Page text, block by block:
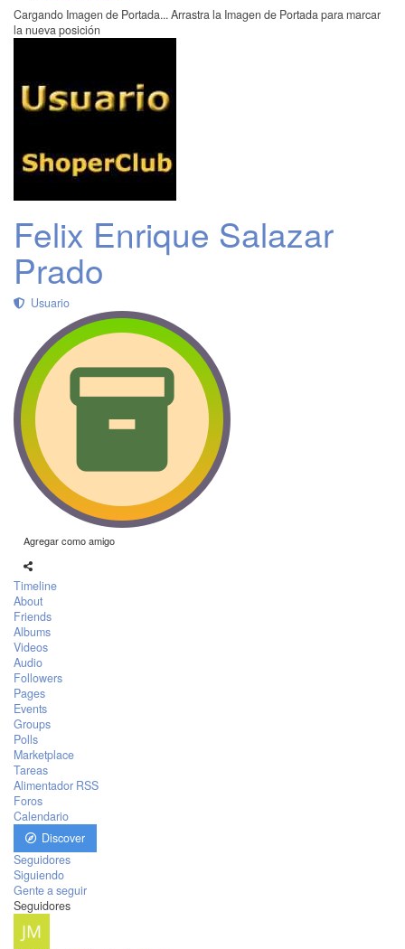
Cargando Imagen de Portada... Arrastra la Imagen de Portada para marcar
la nueva posición
Felix Enrique Salazar
Prado
Usuario
Agregar como amigo
Timeline
About
Friends
Albums
Videos
Audio
Followers
Pages
Events
Groups
Polls
Marketplace
Tareas
Alimentador RSS
Foros
Calendario
Discover
Seguidores
Siguiendo
Gente a seguir
Seguidores